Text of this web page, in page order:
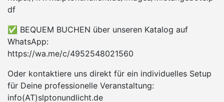
df
✅ BEQUEM BUCHEN über unseren Katalog auf
WhatsApp:
https://wa.me/c/4952548021560
Oder kontaktiere uns direkt für ein individuelles Setup
für Deine professionelle Veranstaltung:
info(AT)slptonundlicht.de